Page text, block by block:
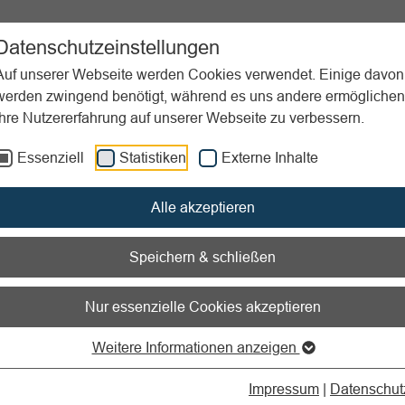
unserer Webseite werden Cookies verwendet. Einige davon
zwingend benötigt, während es uns andere
Nutzererfahrung auf unserer Webseite zu verbessern.
Essenziell Statistiken Externe Inhalte
Alle akzeptieren
Speichern & schließen
Nur essenzielle Cookies akzeptieren
Weitere Informationen anzeigen
Impressum |
Sportpraxis Aktuelles
Nachbereitungsphase
zum Readspeaker öffnen
des Veranstaltungsbudgets